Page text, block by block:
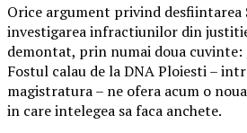
Orice argument privind
investigarea infractiunilor din
demontat, prin numai doua cuvinte:
Fostul calau de la DNA Ploiesti –
magistratura – ne ofera acum o
in care intelegea sa faca anchete.